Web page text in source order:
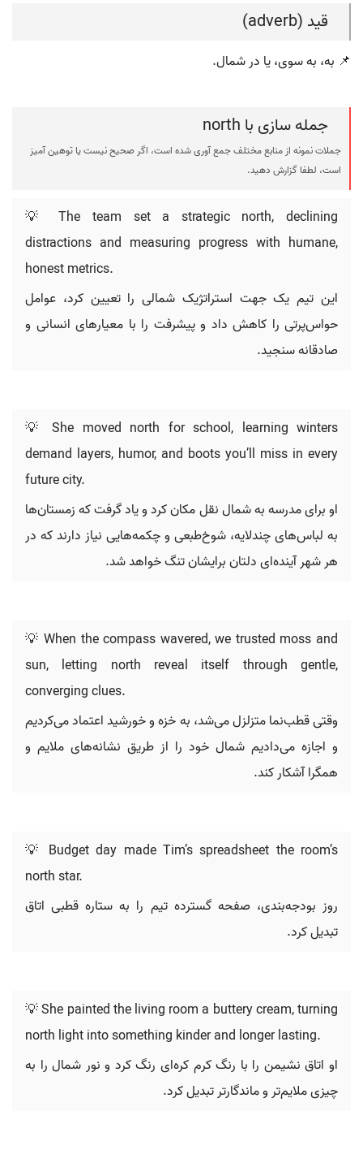
قید (adverb)
📌 به، به سوی، یا در شمال.
جمله سازی با north
جملات نمونه از منابع مختلف جمع آوری شده است، اگر صحیح نیست یا توهین آمیز
است، لطفا گزارش دهید.
💡 The team set a strategic north, declining
distractions and measuring progress with humane,
honest metrics.
این تیم یک جهت استراتژیک شمالی را تعیین کرد، عوامل
حواس‌پرتی را کاهش داد و پیشرفت را با معیارهای انسانی و
صادقانه سنجید.
💡 She moved north for school, learning winters
demand layers, humor, and boots you’ll miss in every
future city.
او برای مدرسه به شمال نقل مکان کرد و یاد گرفت که زمستان‌ها
به لباس‌های چندلایه، شوخ‌طبعی و چکمه‌هایی نیاز دارند که در
هر شهر آینده‌ای دلتان برایشان تنگ خواهد شد.
💡 When the compass wavered, we trusted moss and
sun, letting north reveal itself through gentle,
converging clues.
وقتی قطب‌نما متزلزل می‌شد، به خزه و خورشید اعتماد می‌کردیم
و اجازه می‌دادیم شمال خود را از طریق نشانه‌های ملایم و
همگرا آشکار کند.
💡 Budget day made Tim’s spreadsheet the room’s
north star.
روز بودجه‌بندی، صفحه گسترده تیم را به ستاره قطبی اتاق
تبدیل کرد.
💡 She painted the living room a buttery cream, turning
north light into something kinder and longer lasting.
او اتاق نشیمن را با رنگ کرم کره‌ای رنگ کرد و نور شمال را به
چیزی ملایم‌تر و ماندگارتر تبدیل کرد.